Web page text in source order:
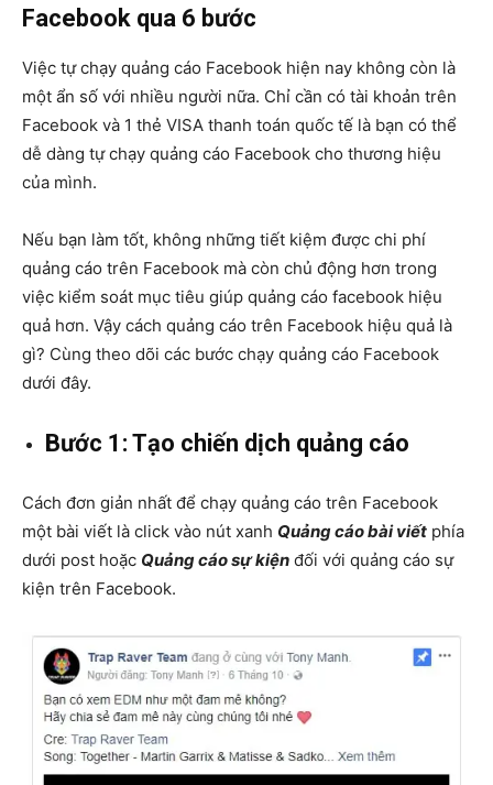
Facebook qua 6 bước
Việc tự chạy quảng cáo Facebook hiện nay không còn là
một ẩn số với nhiều người nữa. Chỉ cần có tài khoản trên
Facebook và 1 thẻ VISA thanh toán quốc tế là bạn có thể
dễ dàng tự chạy quảng cáo Facebook cho thương hiệu
của mình.
Nếu bạn làm tốt, không những tiết kiệm được chi phí
quảng cáo trên Facebook mà còn chủ động hơn trong
việc kiểm soát mục tiêu giúp quảng cáo facebook hiệu
quả hơn. Vậy cách quảng cáo trên Facebook hiệu quả là
gì? Cùng theo dõi các bước chạy quảng cáo Facebook
dưới đây.
Bước 1: Tạo chiến dịch quảng cáo
Cách đơn giản nhất để chạy quảng cáo trên Facebook
một bài viết là click vào nút xanh Quảng cáo bài viết phía
dưới post hoặc Quảng cáo sự kiện đối với quảng cáo sự
kiện trên Facebook.